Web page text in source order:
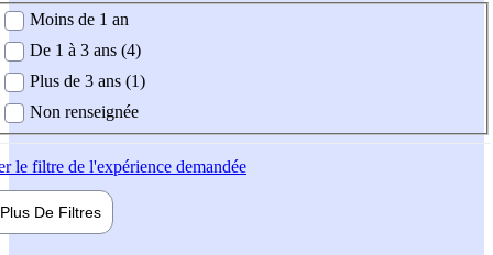
demandée
Moins de 1 an
De 1 à 3 ans (4)
Plus de 3 ans (1)
Non renseignée
le filtre de l'expérience demandée
Plus De Filtres